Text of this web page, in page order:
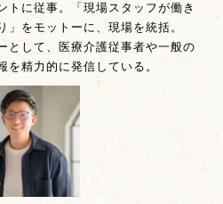
トに従事。「現場スタッフが働き
をモットーに、現場を統括。
として、医療介護従事者や一般の
精力的に発信している。